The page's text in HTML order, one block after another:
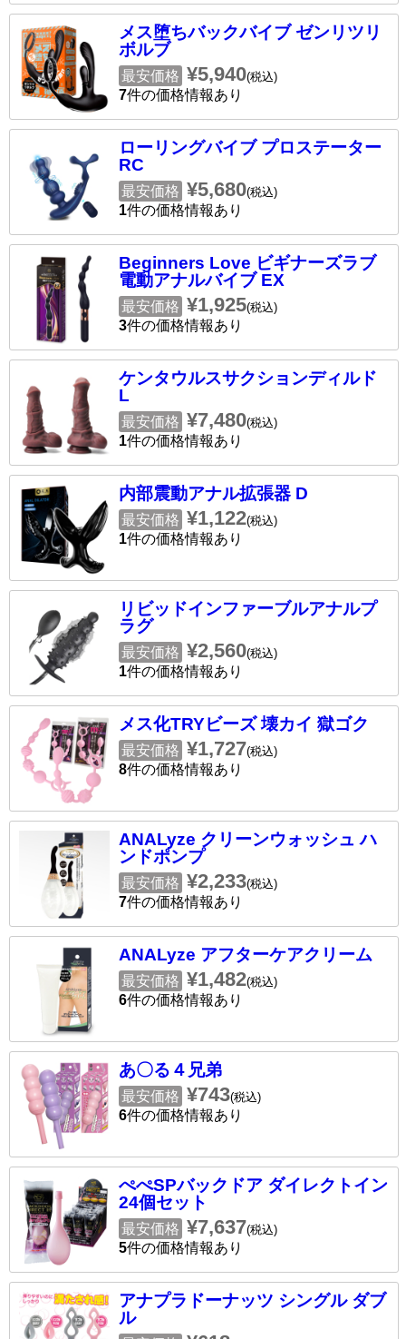
メス堕ちバックバイブ ゼンリツリ
ボルブ
最安価格 ¥5,940(税込)
7件の価格情報あり
ローリングバイブ プロステーター
RC
最安価格 ¥5,680(税込)
1件の価格情報あり
Beginners Love ビギナーズラブ
電動アナルバイブ EX
最安価格 ¥1,925(税込)
3件の価格情報あり
ケンタウルスサクションディルド
L
最安価格 ¥7,480(税込)
1件の価格情報あり
内部震動アナル拡張器 D
最安価格 ¥1,122(税込)
1件の価格情報あり
リビッドインファーブルアナルプ
ラグ
最安価格 ¥2,560(税込)
1件の価格情報あり
メス化TRYビーズ 壊カイ 獄ゴク
最安価格 ¥1,727(税込)
8件の価格情報あり
ANALyze クリーンウォッシュ ハ
ンドポンプ
最安価格 ¥2,233(税込)
7件の価格情報あり
ANALyze アフターケアクリーム
最安価格 ¥1,482(税込)
6件の価格情報あり
あ〇る４兄弟
最安価格 ¥743(税込)
6件の価格情報あり
ぺぺSPバックドア ダイレクトイン
24個セット
最安価格 ¥7,637(税込)
5件の価格情報あり
アナプラドーナッツ シングル ダブ
ル